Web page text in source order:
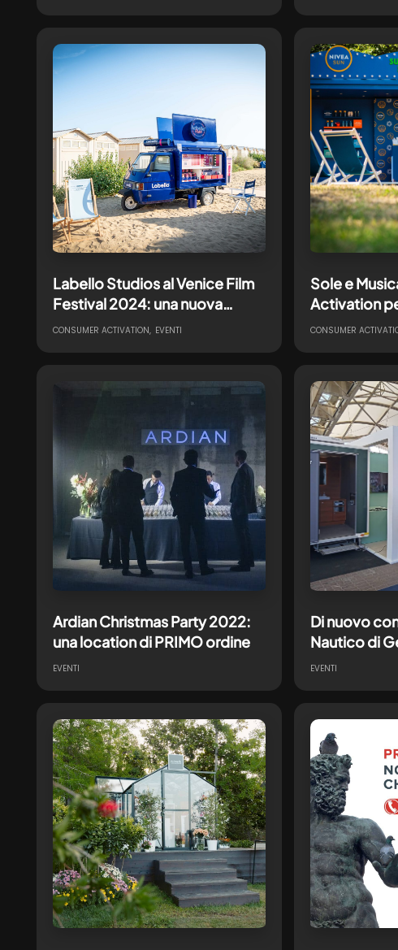
CONSUMER ACTIVATION EVENTI
Labello Studios al Venice Film
Festival 2024: una nuova
glamour activation per il
CONSUMER
Sole e
Activation
PRIMA
EVENTI
Ardian Christmas Party 2022:
una location di PRIMO ordine
EVENTI
Di nuovo
Nautico di